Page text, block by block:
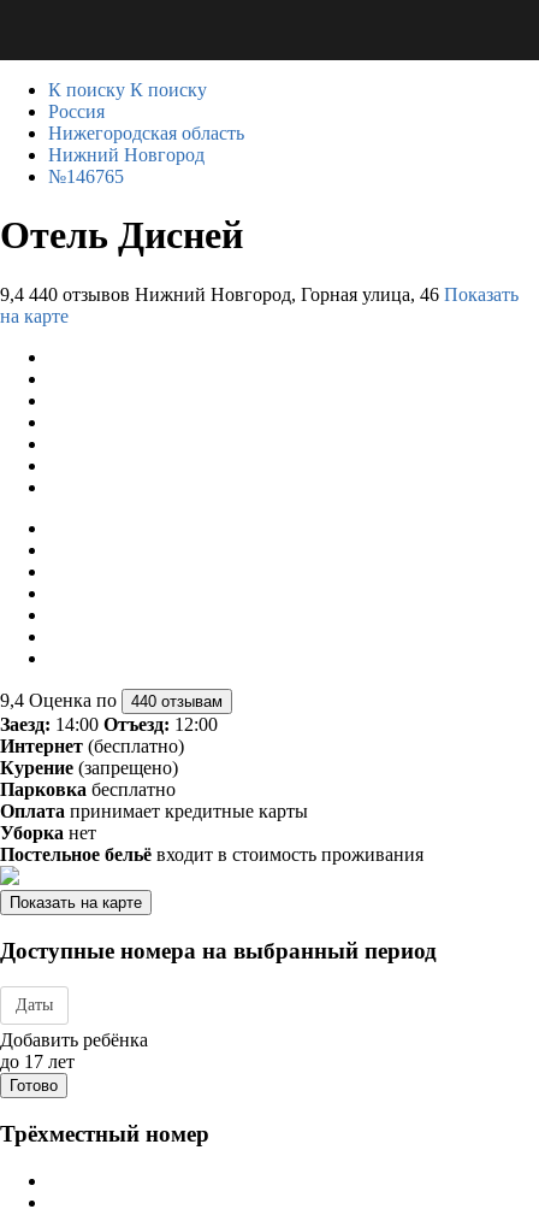
К поиску К поиску
Россия
Нижегородская область
Нижний Новгород
№146765
Отель Дисней
9,4 440 отзывов Нижний Новгород, Горная улица, 46 Показать
на карте
9,4 Оценка по 440 отзывам
Заезд: 14:00 Отъезд: 12:00
Интернет (бесплатно)
Курение (запрещено)
Парковка бесплатно
Оплата принимает кредитные карты
Уборка нет
Постельное бельё входит в стоимость проживания
Показать на карте
Доступные номера на выбранный период
Даты
Дата заезда - отъезда
Добавить ребёнка
до 17 лет
Готово
Трёхместный номер